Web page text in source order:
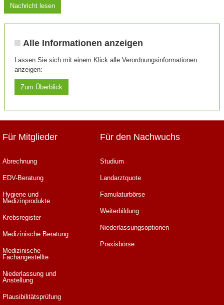
Nachricht lesen
Alle Informationen anzeigen
Lassen Sie sich mit einem Klick alle Verordnungsinformationen
anzeigen:
Zum Überblick
Für Mitglieder
Abrechnung
EDV-Beratung
Hygiene und
Medizinprodukte
Krebsregister
Medizinische Beratung
Medizinische
Fachangestellte
Niederlassung und
Anstellung
Plausibilitätsprüfung
Für den Nachwuchs
Studium
Landarztquote
Famulaturbörse
Weiterbildung
Niederlassungsoptionen
Praxisbörse